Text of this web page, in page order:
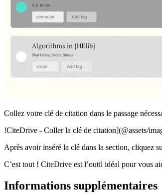
Collez votre clé de citation dans le passage
!CiteDrive - Coller la clé de citation](@assets/
Après avoir inséré la clé dans la section, cliquez
C’est tout ! CiteDrive est l’outil idéal pour vous
Informations supplémentaires